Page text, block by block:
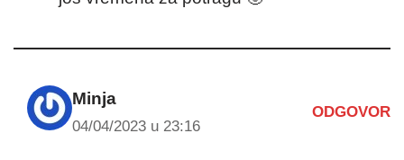
Minja
04/04/2023 u 23:16
ODGOVOR